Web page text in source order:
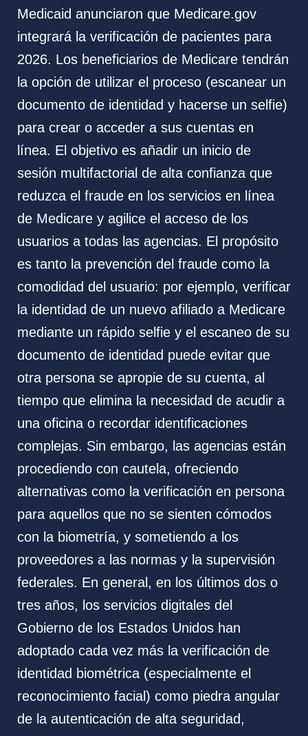
Medicaid anunciaron que Medicare.gov
integrará la verificación de pacientes para
2026. Los beneficiarios de Medicare tendrán
la opción de utilizar el proceso (escanear un
documento de identidad y hacerse un selfie)
para crear o acceder a sus cuentas en
línea. El objetivo es añadir un inicio de
sesión multifactorial de alta confianza que
reduzca el fraude en los servicios en línea
de Medicare y agilice el acceso de los
usuarios a todas las agencias. El propósito
es tanto la prevención del fraude como la
comodidad del usuario: por ejemplo, verificar
la identidad de un nuevo afiliado a Medicare
mediante un rápido selfie y el escaneo de su
documento de identidad puede evitar que
otra persona se apropie de su cuenta, al
tiempo que elimina la necesidad de acudir a
una oficina o recordar identificaciones
complejas. Sin embargo, las agencias están
procediendo con cautela, ofreciendo
alternativas como la verificación en persona
para aquellos que no se sienten cómodos
con la biometría, y sometiendo a los
proveedores a las normas y la supervisión
federales. En general, en los últimos dos o
tres años, los servicios digitales del
Gobierno de los Estados Unidos han
adoptado cada vez más la verificación de
identidad biométrica (especialmente el
reconocimiento facial) como piedra angular
de la autenticación de alta seguridad,